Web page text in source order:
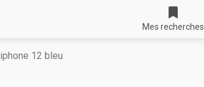
Mes recherches
iphone 12 bleu